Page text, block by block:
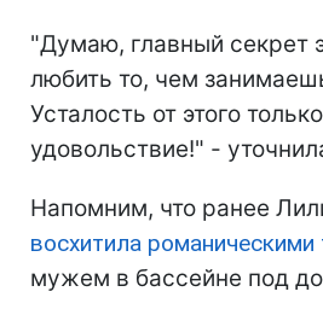
"Думаю, главный секрет
любить то, чем
Усталость от этого
удовольствие!" -
Напомним, что ранее
восхитила романическими
мужем в бассейне под